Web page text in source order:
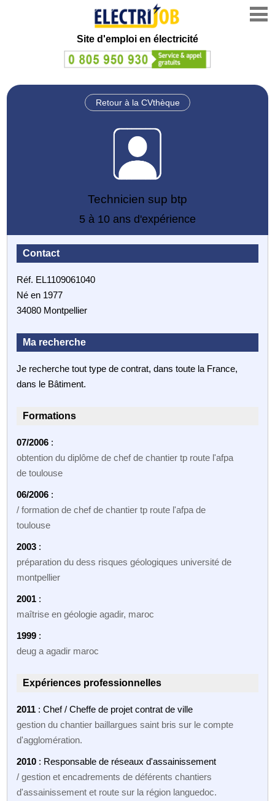
Site d'emploi en électricité
Retour à la CVthèque
Technicien sup btp
5 à 10 ans d'expérience
Contact
Réf. EL1109061040
Né en 1977
34080 Montpellier
Ma recherche
Je recherche tout type de contrat, dans toute la France,
dans le Bâtiment.
Formations
07/2006 :
obtention du diplôme de chef de chantier tp route l'afpa
de toulouse
06/2006 :
/ formation de chef de chantier tp route l'afpa de
toulouse
2003 :
préparation du dess risques géologiques université de
montpellier
2001 :
maîtrise en géologie agadir, maroc
1999 :
deug a agadir maroc
Expériences professionnelles
2011 : Chef / Cheffe de projet contrat de ville
gestion du chantier baillargues saint bris sur le compte
d'agglomération.
2010 : Responsable de réseaux d'assainissement
/ gestion et encadrements de déférents chantiers
d'assainissement et route sur la région languedoc.